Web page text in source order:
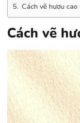
Cách vẽ hươu
Cách vẽ